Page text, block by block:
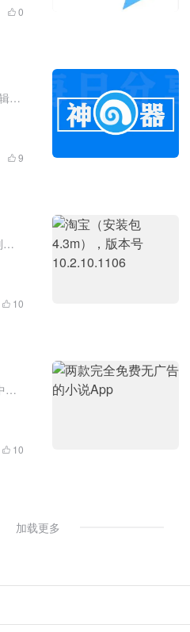
0
相信各位都有用过WPS吧，但是相信更多的人用它只是因为要编辑文档吧，今天又发现这款软件，WPS本地版，不需要联网就可以使用，并且没有广告，支持阅读和编辑功能。 软件也把其他功能去掉了，可以看上方的截图...
9
还是老规矩，以安卓版的给大家来介绍，iOS除了安装时有点特别，其他的都一样，具体情况后面会给大家详细说，首先看软件界面，和一般的影视界面也差不多。 首页推荐一些热门影视，往下滑是一些主流视频平台的热门...
10
不同于ASMR那种类型的助眠音频，这次的软件多是一些大自然中能听到的声音，更能给人一种放松舒缓的感觉，软件给我们提供了很多不同类型的白噪音。in 会模拟一些大自然中出现的情景，像一些下雨中的情景，山里...
10
加载更多